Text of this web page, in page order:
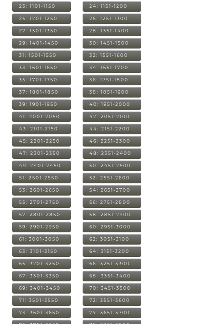
23: 1101-1150 24: 1151-1200
25: 1201-1250 26: 1251-1300
27: 1301-1350 28: 1351-1400
29: 1401-1450 30: 1451-1500
31: 1501-1550 32: 1551-1600
33: 1601-1650 34: 1651-1700
35: 1701-1750 36: 1751-1800
37: 1801-1850 38: 1851-1900
39: 1901-1950 40: 1951-2000
41: 2001-2050 42: 2051-2100
43: 2101-2150 44: 2151-2200
45: 2201-2250 46: 2251-2300
47: 2301-2350 48: 2351-2400
49: 2401-2450 50: 2451-2500
51: 2501-2550 52: 2551-2600
53: 2601-2650 54: 2651-2700
55: 2701-2750 56: 2751-2800
57: 2801-2850 58: 2851-2900
59: 2901-2950 60: 2951-3000
61: 3001-3050 62: 3051-3100
63: 3101-3150 64: 3151-3200
65: 3201-3250 66: 3251-3300
67: 3301-3350 68: 3351-3400
69: 3401-3450 70: 3451-3500
71: 3501-3550 72: 3551-3600
73: 3601-3650 74: 3651-3700